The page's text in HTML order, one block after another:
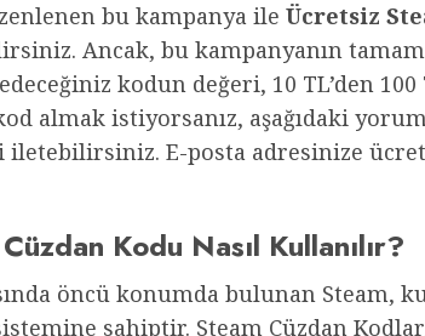
bu kampanya ile Ücretsiz
Ancak, bu kampanyanın
kodun değeri, 10 TL’den 100
almak istiyorsanız, aşağıdaki
iletebilirsiniz. E-posta adresinize
Kodu Nasıl Kullanılır?
öncü konumda bulunan Steam,
sahiptir. Steam Cüzdan